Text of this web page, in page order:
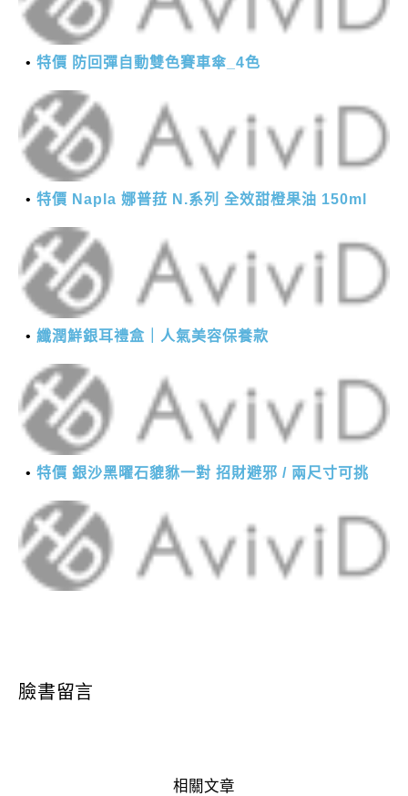
特價 防回彈自動雙色賽車傘_4色
特價 Napla 娜普菈 N.系列 全效甜橙果油 150ml
纖潤鮮銀耳禮盒｜人氣美容保養款
特價 銀沙黑曜石貔貅一對 招財避邪 / 兩尺寸可挑
臉書留言
相關文章